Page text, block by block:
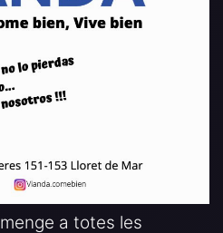
a totes les